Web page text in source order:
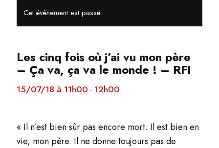
Cet évènement est passé
Les cinq fois où j’ai vu mon père
– Ça va, ça va le monde ! – RFI
15/07/18 à 11h00 - 12h00
« Il n’est bien sûr pas encore mort. Il est bien en
vie, mon père. Il ne donne toujours pas de